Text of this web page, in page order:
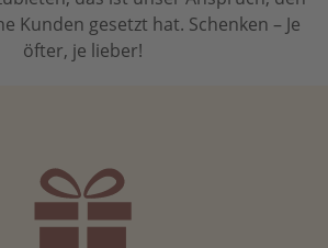
Kunden gesetzt hat. Schenken – Je
öfter, je lieber!